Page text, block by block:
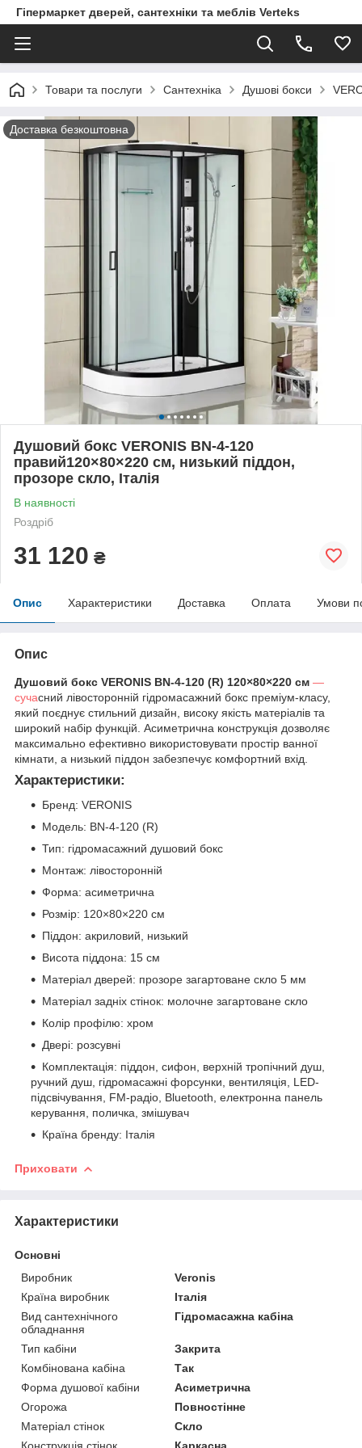
Гіпермаркет дверей, сантехніки та меблів Verteks
Товари та послуги Сантехніка Душові бокси
Доставка безкоштовна
Душовий бокс VERONIS BN-4-120
правий120×80×220 см, низький піддон,
прозоре скло, Італія
В наявності
Роздріб
31 120 ₴
Опис Характеристики Доставка Оплата Умови
Опис
Душовий бокс VERONIS BN-4-120 (R) 120×80×220 см —
сучасний лівосторонній гідромасажний бокс преміум-класу,
який поєднує стильний дизайн, високу якість матеріалів та
широкий набір функцій. Асиметрична конструкція дозволяє
максимально ефективно використовувати простір ванної
кімнати, а низький піддон забезпечує комфортний вхід.
Характеристики:
Бренд: VERONIS
Модель: BN-4-120 (R)
Тип: гідромасажний душовий бокс
Монтаж: лівосторонній
Форма: асиметрична
Розмір: 120×80×220 см
Піддон: акриловий, низький
Висота піддона: 15 см
Матеріал дверей: прозоре загартоване скло 5 мм
Матеріал задніх стінок: молочне загартоване скло
Колір профілю: хром
Двері: розсувні
Комплектація: піддон, сифон, верхній тропічний душ,
ручний душ, гідромасажні форсунки, вентиляція, LED-
підсвічування, FM-радіо, Bluetooth, електронна панель
керування, поличка, змішувач
Країна бренду: Італія
Приховати
Характеристики
Основні
Виробник
Veronis
Країна виробник
Італія
Вид сантехнічного
обладнання
Гідромасажна кабіна
Тип кабіни
Закрита
Комбінована кабіна
Так
Форма душової кабіни
Асиметрична
Огорожа
Повностінне
Матеріал стінок
Скло
Конструкція стінок
Каркасна